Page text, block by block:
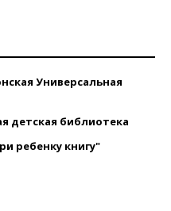
Универсальная
детская библиотека
ребенку книгу"